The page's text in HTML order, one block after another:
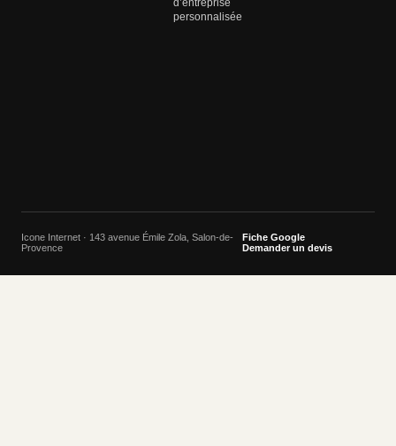
d’entreprise
personnalisée
Icone Internet · 143 avenue Émile Zola, Salon-de-
Provence
Fiche Google
Demander un devis